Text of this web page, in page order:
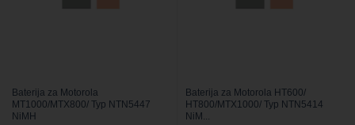
Baterija za Motorola
MT1000/MTX800/ Typ NTN5447
NiMH
Baterija za Motorola HT600/
HT800/MTX1000/ Typ NTN5414
NiM...